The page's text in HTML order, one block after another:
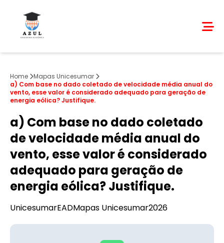
Home
Mapas Unicesumar
a) Com base no dado coletado de velocidade média anual do
vento, esse valor é considerado adequado para geração de
energia eólica? Justifique.
a) Com base no dado coletado
de velocidade média anual do
vento, esse valor é considerado
adequado para geração de
energia eólica? Justifique.
UnicesumarEADMapas Unicesumar2026